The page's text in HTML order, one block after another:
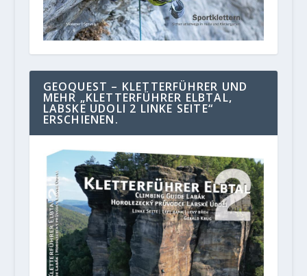
GEOQUEST – KLETTERFÜHRER UND
MEHR „KLETTERFÜHRER ELBTAL,
LABSKE UDOLI 2 LINKE SEITE“
ERSCHIENEN.